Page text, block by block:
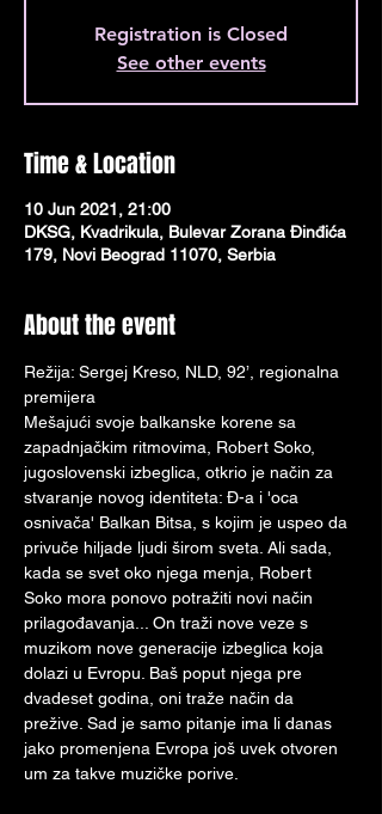
Registration is Closed
See other events
Time & Location
10 Jun 2021, 21:00
DKSG, Kvadrikula, Bulevar Zorana Đinđića
179, Novi Beograd 11070, Serbia
About the event
Režija: Sergej Кreso, NLD, 92’, regionalna
premijera
Mešajući svoje balkanske korene sa
zapadnjačkim ritmovima, Robert Soko,
jugoslovenski izbeglica, otkrio je način za
stvaranje novog identiteta: Đ-a i 'oca
osnivača' Balkan Bitsa, s kojim je uspeo da
privuče hiljade ljudi širom sveta. Ali sada,
kada se svet oko njega menja, Robert
Soko mora ponovo potražiti novi način
prilagođavanja... On traži nove veze s
muzikom nove generacije izbeglica koja
dolazi u Evropu. Baš poput njega pre
dvadeset godina, oni traže način da
prežive. Sad je samo pitanje ima li danas
jako promenjena Evropa još uvek otvoren
um za takve muzičke porive.